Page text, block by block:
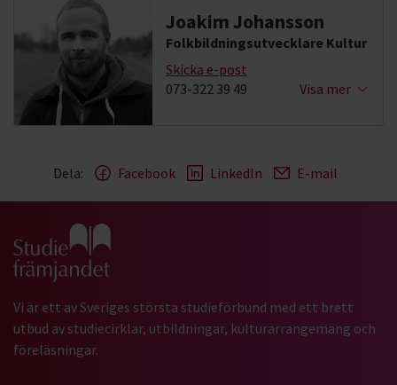
Joakim Johansson
Folkbildningsutvecklare Kultur
Skicka e-post
073-322 39 49
Visa mer
Dela: Facebook LinkedIn E-mail
Gå till studiefrämjandets startsida
Vi är ett av Sveriges största studieförbund med ett brett
utbud av studiecirklar, utbildningar, kulturarrangemang och
föreläsningar.